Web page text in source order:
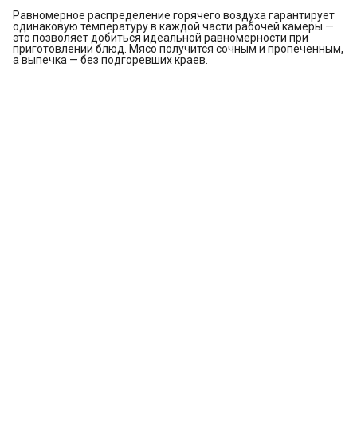
Равномерное распределение горячего воздуха гарантирует
одинаковую температуру в каждой части рабочей камеры —
это позволяет добиться идеальной равномерности при
приготовлении блюд. Мясо получится сочным и пропеченным,
а выпечка — без подгоревших краев.